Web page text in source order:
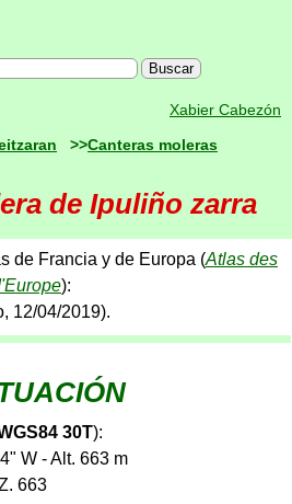
Xabier Cabezón
>>Canteras moleras
de Ipuliño zarra
de Francia y de Europa (Atlas des
):
12/04/2019).
30T):
W - Alt. 663 m
663